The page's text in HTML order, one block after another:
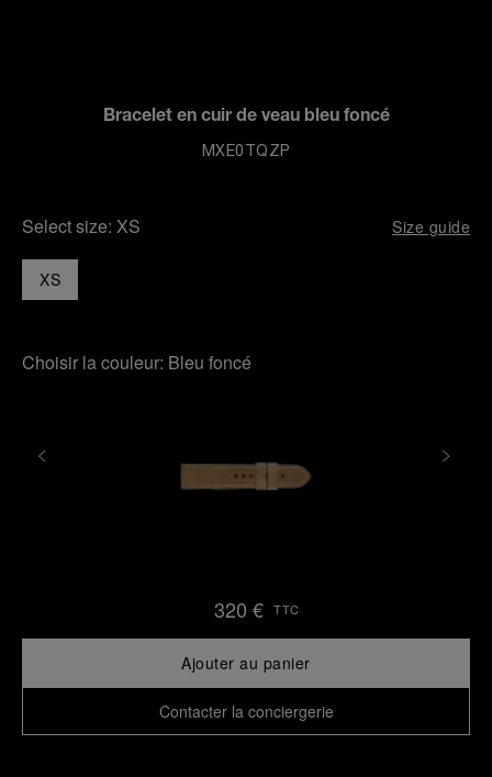
Bracelet en cuir de veau bleu foncé
MXE0TQZP
Select size: XS Size guide
XS
Choisir la couleur: Bleu foncé
320 € TTC
Ajouter au panier
Contacter la conciergerie